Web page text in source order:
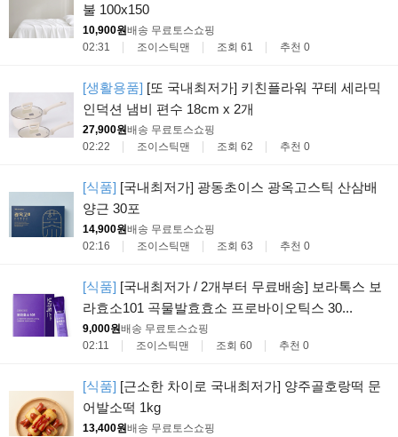
불 100x150
10,900원배송 무료토스쇼핑
02:31
조이스틱맨 조회 61 추천 0
[생활용품] [또 국내최저가] 키친플라워 꾸테 세라믹
인덕션 냄비 편수 18cm x 2개
27,900원배송 무료토스쇼핑
02:22
조이스틱맨 조회 62 추천 0
[식품] [국내최저가] 광동초이스 광옥고스틱 산삼배
양근 30포
14,900원배송 무료토스쇼핑
02:16
조이스틱맨 조회 63 추천 0
[식품] [국내최저가 / 2개부터 무료배송] 보라톡스 보
라효소101 곡물발효효소 프로바이오틱스 30...
9,000원배송 무료토스쇼핑
02:11
조이스틱맨 조회 60 추천 0
[식품] [근소한 차이로 국내최저가] 양주골호랑떡 문
어발소떡 1kg
13,400원배송 무료토스쇼핑